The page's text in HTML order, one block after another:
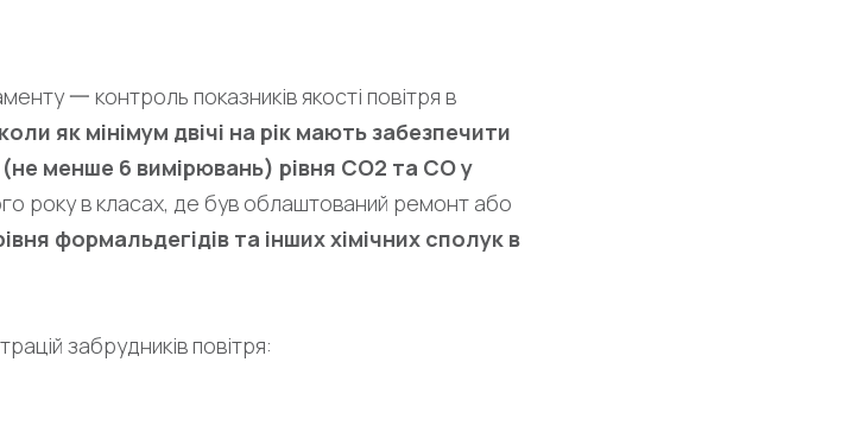
一 контроль показників якості повітря в
як мінімум двічі на рік мають забезпечити
менше 6 вимірювань) рівня СО2 та СО у
року в класах, де був облаштований ремонт або
формальдегідів та інших хімічних сполук в
забрудників повітря: